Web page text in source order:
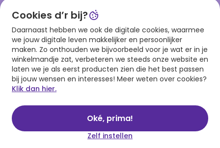
Download onze app
Cookies d’r bij?
Daarnaast hebben we ook de digitale cookies, waarmee
we jouw digitale leven makkelijker en persoonlijker
maken. Zo onthouden we bijvoorbeeld voor je wat er in je
winkelmandje zat, verbeteren we steeds onze website en
laten we je als eerst producten zien die het best passen
bij jouw wensen en interesses! Meer weten over cookies?
Klik dan hier.
Oké, prima!
Zelf instellen